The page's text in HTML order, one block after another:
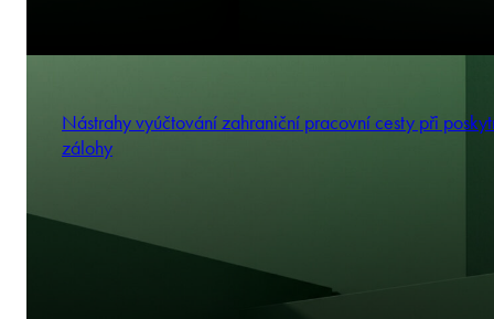
Nástrahy vyúčtování zahraniční pracovní cesty při
zálohy